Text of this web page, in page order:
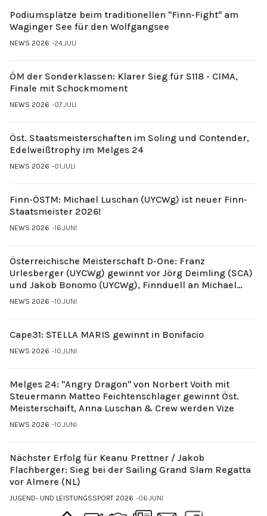
Podiumsplätze beim traditionellen "Finn-Fight" am
Waginger See für den Wolfgangsee
NEWS 2026 24.JULI
ÖM der Sonderklassen: Klarer Sieg für S118 - CIMA,
Finale mit Schockmoment
NEWS 2026 07.JULI
Öst. Staatsmeisterschaften im Soling und Contender,
Edelweißtrophy im Melges 24
NEWS 2026 01.JULI
Finn-ÖSTM: Michael Luschan (UYCWg) ist neuer Finn-
Staatsmeister 2026!
NEWS 2026 16.JUNI
Österreichische Meisterschaft D-One: Franz
Urlesberger (UYCWg) gewinnt vor Jörg Deimling (SCA)
und Jakob Bonomo (UYCWg), Finnduell an Michael
Gubi (UYCMo)
NEWS 2026 10.JUNI
Cape31: STELLA MARIS gewinnt in Bonifacio
NEWS 2026 10.JUNI
Melges 24: "Angry Dragon" von Norbert Voith mit
Steuermann Matteo Feichtenschlager gewinnt Öst.
Meisterschaift, Anna Luschan & Crew werden Vize
NEWS 2026 10.JUNI
Nächster Erfolg für Keanu Prettner / Jakob
Flachberger: Sieg bei der Sailing Grand Slam Regatta
vor Almere (NL)
JUGEND- UND LEISTUNGSSPORT 2026 06.JUNI